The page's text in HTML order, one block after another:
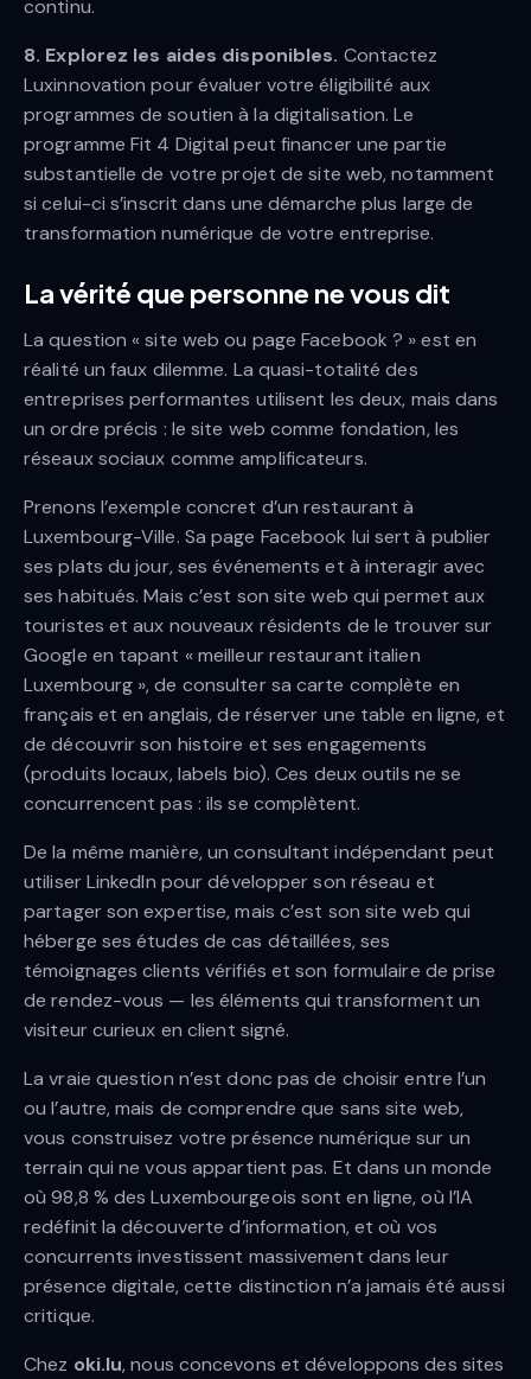
continu.
8. Explorez les aides disponibles. Contactez
Luxinnovation pour évaluer votre éligibilité aux
programmes de soutien à la digitalisation. Le
programme Fit 4 Digital peut financer une partie
substantielle de votre projet de site web, notamment
si celui-ci s’inscrit dans une démarche plus large de
transformation numérique de votre entreprise.
La vérité que personne ne vous dit
La question « site web ou page Facebook ? » est en
réalité un faux dilemme. La quasi-totalité des
entreprises performantes utilisent les deux, mais dans
un ordre précis : le site web comme fondation, les
réseaux sociaux comme amplificateurs.
Prenons l’exemple concret d’un restaurant à
Luxembourg-Ville. Sa page Facebook lui sert à publier
ses plats du jour, ses événements et à interagir avec
ses habitués. Mais c’est son site web qui permet aux
touristes et aux nouveaux résidents de le trouver sur
Google en tapant « meilleur restaurant italien
Luxembourg », de consulter sa carte complète en
français et en anglais, de réserver une table en ligne, et
de découvrir son histoire et ses engagements
(produits locaux, labels bio). Ces deux outils ne se
concurrencent pas : ils se complètent.
De la même manière, un consultant indépendant peut
utiliser LinkedIn pour développer son réseau et
partager son expertise, mais c’est son site web qui
héberge ses études de cas détaillées, ses
témoignages clients vérifiés et son formulaire de prise
de rendez-vous — les éléments qui transforment un
visiteur curieux en client signé.
La vraie question n’est donc pas de choisir entre l’un
ou l’autre, mais de comprendre que sans site web,
vous construisez votre présence numérique sur un
terrain qui ne vous appartient pas. Et dans un monde
où 98,8 % des Luxembourgeois sont en ligne, où l’IA
redéfinit la découverte d’information, et où vos
concurrents investissent massivement dans leur
présence digitale, cette distinction n’a jamais été aussi
critique.
Chez oki.lu, nous concevons et développons des sites